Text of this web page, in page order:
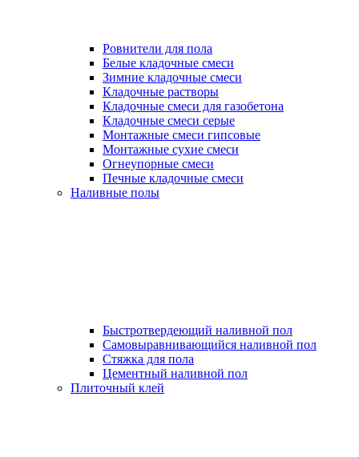
Ровнители для пола
Белые кладочные смеси
Зимние кладочные смеси
Кладочные растворы
Кладочные смеси для газобетона
Кладочные смеси серые
Монтажные смеси гипсовые
Монтажные сухие смеси
Огнеупорные смеси
Печные кладочные смеси
Наливные полы
Быстротвердеющий наливной пол
Самовыравнивающийся наливной пол
Стяжка для пола
Цементный наливной пол
Плиточный клей